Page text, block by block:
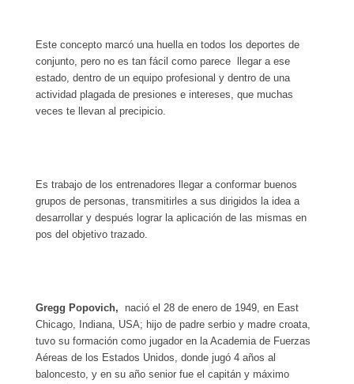
Este concepto marcó una huella en todos los deportes de
conjunto, pero no es tan fácil como parece llegar a ese
estado, dentro de un equipo profesional y dentro de una
actividad plagada de presiones e intereses, que muchas
veces te llevan al precipicio.
Es trabajo de los entrenadores llegar a conformar buenos
grupos de personas, transmitirles a sus dirigidos la idea a
desarrollar y después lograr la aplicación de las mismas en
pos del objetivo trazado.
Gregg Popovich, nació el 28 de enero de 1949, en East
Chicago, Indiana, USA; hijo de padre serbio y madre croata,
tuvo su formación como jugador en la Academia de Fuerzas
Aéreas de los Estados Unidos, donde jugó 4 años al
baloncesto, y en su año senior fue el capitán y máximo